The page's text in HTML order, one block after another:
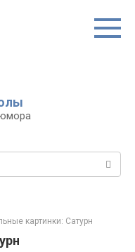
картинки: Сатурн